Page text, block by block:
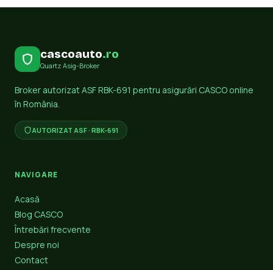
cascoauto.ro
Quartz Asig-Broker
Broker autorizat ASF RBK-691 pentru asigurări CASCO online
în România.
AUTORIZAT ASF · RBK-691
NAVIGARE
Acasă
Blog CASCO
Întrebări frecvente
Despre noi
Contact